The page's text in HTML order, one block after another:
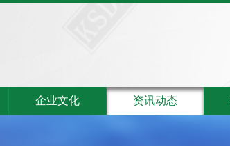
企业文化 资讯动态